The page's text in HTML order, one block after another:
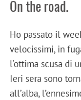
On the road.
Ho passato il
velocissimi, in
l’ottima scusa di
Ieri sera sono
all’alba,